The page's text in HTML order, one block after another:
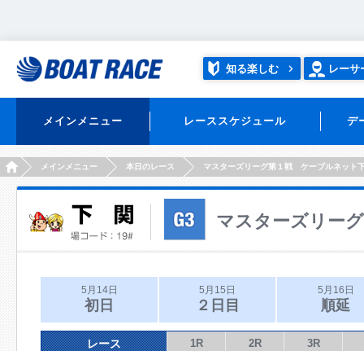
知る楽しむ レーサ
メインメニュー レーススケジュール デ
HOMEメインメニュー 本日のレース マスターズリーグ第１戦 ケーブルネット
マスターズリー
5月14日
初日
5月15日
２日目
5月16日
順延
レース 1R 2R 3R